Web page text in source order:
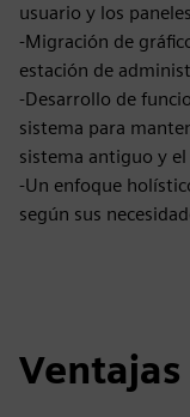
usuario y los paneles
-Migración de
estación de
-Desarrollo de
sistema para
sistema antiguo y
-Un enfoque
según sus
Ventajas